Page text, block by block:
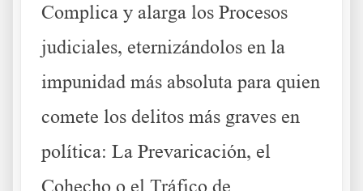
Complica y alarga los Procesos
judiciales, eternizándolos en la
impunidad más absoluta para quien
comete los delitos más graves en
política: La Prevaricación, el
Cohecho o el Tráfico de